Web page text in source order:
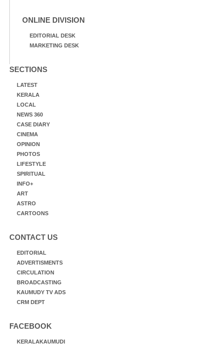
ONLINE DIVISION
EDITORIAL DESK
MARKETING DESK
SECTIONS
LATEST
KERALA
LOCAL
NEWS 360
CASE DIARY
CINEMA
OPINION
PHOTOS
LIFESTYLE
SPIRITUAL
INFO+
ART
ASTRO
CARTOONS
CONTACT US
EDITORIAL
ADVERTISMENTS
CIRCULATION
BROADCASTING
KAUMUDY TV ADS
CRM DEPT
FACEBOOK
KERALAKAUMUDI